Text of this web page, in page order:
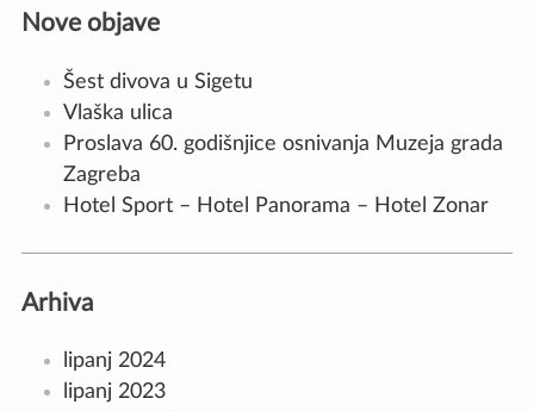
Nove objave
Šest divova u Sigetu
Vlaška ulica
Proslava 60. godišnjice osnivanja Muzeja grada
Zagreba
Hotel Sport – Hotel Panorama – Hotel Zonar
Arhiva
lipanj 2024
lipanj 2023